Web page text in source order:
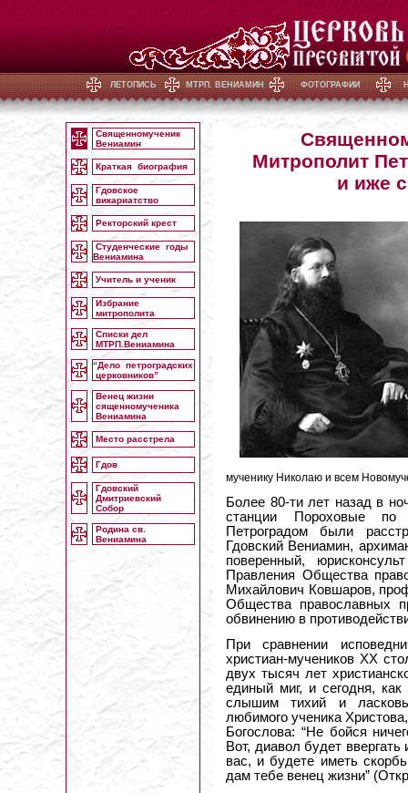
ЛЕТОПИСЬ МТРП. ВЕНИАМИН ФОТОГРАФИИ
Священномученик
Вениамин
Краткая биография
Гдовское
викариатство
Ректорский крест
Студенческие годы
Вениамина
Учитель и ученик
Избрание
митрополита
Списки дел
МТРП.Вениамина
“Дело петроградских
церковников”
Венец жизни
сященномученика
Вениамина
Место расстрела
Гдов
Гдовский
Дмитриевский
Собор
Родина св.
Вениамина
Митрополит
и иже
мученику Николаю и всем
Более 80-ти лет назад в
станции Пороховые по
Петроградом были
Гдовский Вениамин,
поверенный,
Правления Общества
Михайлович Ковшаров,
Общества православных
обвинению в
При сравнении
христиан-мучеников XX
двух тысяч лет
единый миг, и сегодня,
слышим тихий и
любимого ученика
Богослова: “Не бойся
Вот, диавол будет
вас, и будете иметь
дам тебе венец жизни”